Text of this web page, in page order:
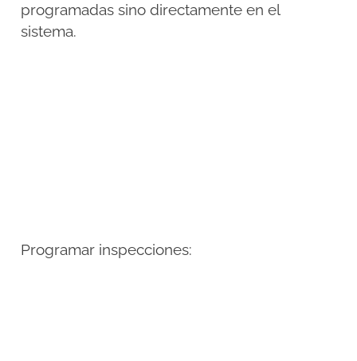
programadas sino directamente en el
sistema.
Programar inspecciones: